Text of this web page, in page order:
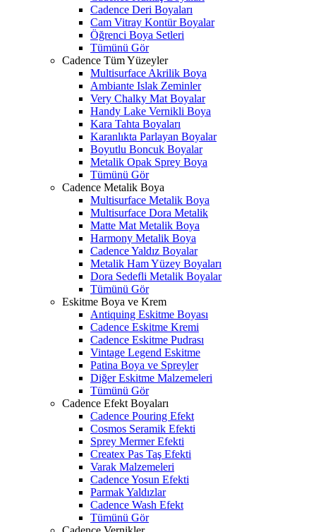
Cadence Deri Boyaları
Cam Vitray Kontür Boyalar
Öğrenci Boya Setleri
Tümünü Gör
Cadence Tüm Yüzeyler
Multisurface Akrilik Boya
Ambiante Islak Zeminler
Very Chalky Mat Boyalar
Handy Lake Vernikli Boya
Kara Tahta Boyaları
Karanlıkta Parlayan Boyalar
Boyutlu Boncuk Boyalar
Metalik Opak Sprey Boya
Tümünü Gör
Cadence Metalik Boya
Multisurface Metalik Boya
Multisurface Dora Metalik
Matte Mat Metalik Boya
Harmony Metalik Boya
Cadence Yaldız Boyalar
Metalik Ham Yüzey Boyaları
Dora Sedefli Metalik Boyalar
Tümünü Gör
Eskitme Boya ve Krem
Antiquing Eskitme Boyası
Cadence Eskitme Kremi
Cadence Eskitme Pudrası
Vintage Legend Eskitme
Patina Boya ve Spreyler
Diğer Eskitme Malzemeleri
Tümünü Gör
Cadence Efekt Boyaları
Cadence Pouring Efekt
Cosmos Seramik Efekti
Sprey Mermer Efekti
Createx Pas Taş Efekti
Varak Malzemeleri
Cadence Yosun Efekti
Parmak Yaldızlar
Cadence Wash Efekt
Tümünü Gör